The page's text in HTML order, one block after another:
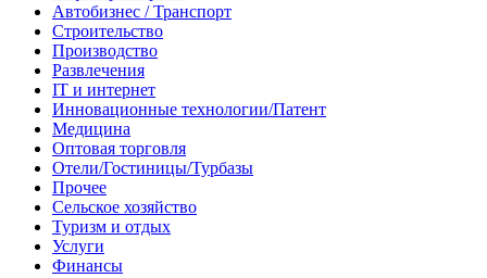
Автобизнес / Транспорт
Строительство
Производство
Развлечения
IT и интернет
Инновационные технологии/Патент
Медицина
Оптовая торговля
Отели/Гостиницы/Турбазы
Прочее
Сельское хозяйство
Туризм и отдых
Услуги
Финансы